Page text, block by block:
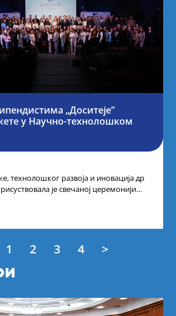
„Доситеје”
у Научно-технолошком
технолошког развоја и иновација др
је свечаној церемонији
1 2 3 4 >